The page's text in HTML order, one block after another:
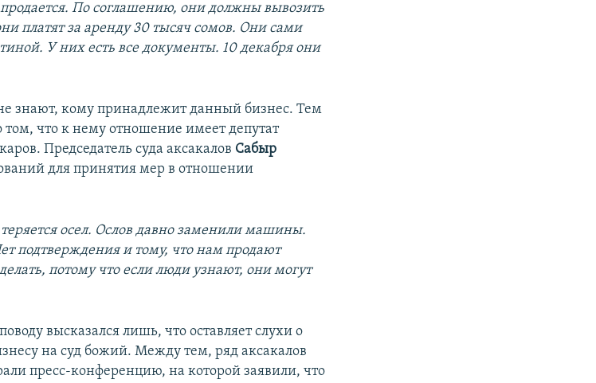
По соглашению, они должны вывозить
платят за аренду 30 тысяч сомов. Они сами
У них есть все документы. 10 декабря они
знают, кому принадлежит данный бизнес. Тем
что к нему отношение имеет депутат
Председатель суда аксакалов Сабыр
для принятия мер в отношении
теряется осел. Ослов давно заменили машины.
подтверждения и тому, что нам продают
потому что если люди узнают, они могут
высказался лишь, что оставляет слухи о
на суд божий. Между тем, ряд аксакалов
пресс-конференцию, на которой заявили, что